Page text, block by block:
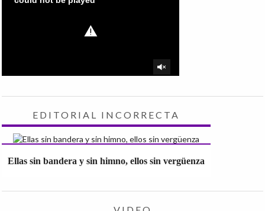
EDITORIAL INCORRECTA
Ellas sin bandera y sin himno, ellos sin vergüenza